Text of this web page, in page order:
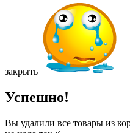
закрыть
Успешно!
Вы удалили все товары из